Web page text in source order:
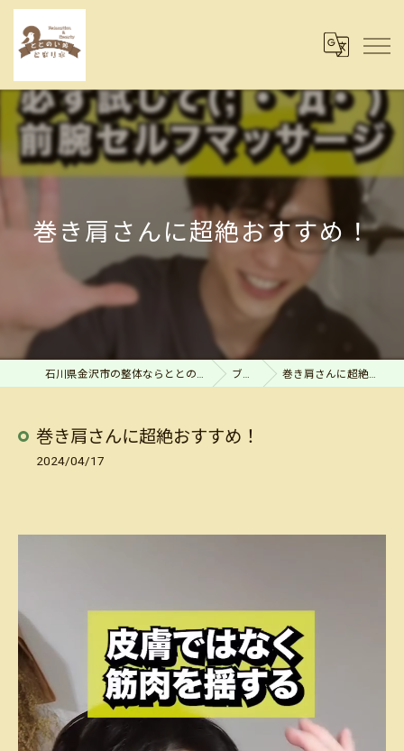
巻き肩さんに超絶おすすめ！
石川県金沢市の整体ならととのい処とまり木 ブログ 巻き肩さんに超絶おすすめ！
巻き肩さんに超絶おすすめ！
2024/04/17